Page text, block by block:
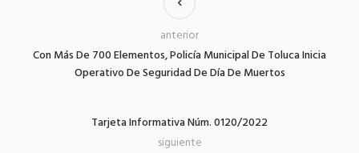
Con Más De 700 Elementos, Policía Municipal De Toluca Inicia
Operativo De Seguridad De Día De Muertos
anterior
Tarjeta Informativa Núm. 0120/2022
siguiente